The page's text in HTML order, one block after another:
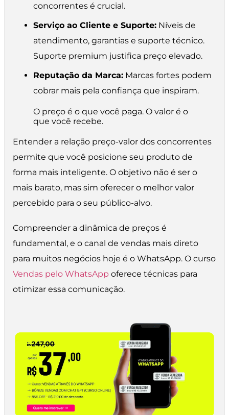
concorrentes é crucial.
Serviço ao Cliente e Suporte: Níveis de
atendimento, garantias e suporte técnico.
Suporte premium justifica preço elevado.
Reputação da Marca: Marcas fortes podem
cobrar mais pela confiança que inspiram.
O preço é o que você paga. O valor é o
que você recebe.
Entender a relação preço-valor dos concorrentes
permite que você posicione seu produto de
forma mais inteligente. O objetivo não é ser o
mais barato, mas sim oferecer o melhor valor
percebido para o seu público-alvo.
Compreender a dinâmica de preços é
fundamental, e o canal de vendas mais direto
para muitos negócios hoje é o WhatsApp. O curso
Vendas pelo WhatsApp oferece técnicas para
otimizar essa comunicação.